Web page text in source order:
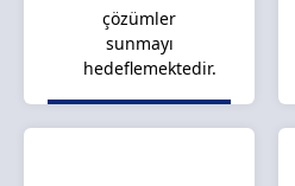
çözümler
sunmayı
hedeflemektedir.